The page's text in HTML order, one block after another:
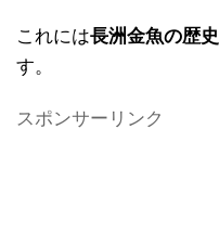
これには長洲金魚の歴史
す。
スポンサーリンク